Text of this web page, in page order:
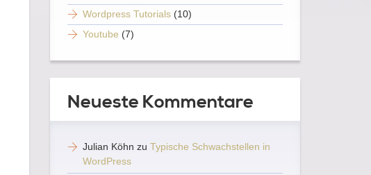
Wordpress Tutorials (10)
Youtube (7)
Neueste Kommentare
Julian Köhn zu Typische Schwachstellen in
WordPress